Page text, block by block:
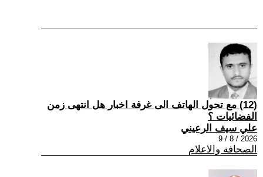
(12) مع تحول الهاتف الى غرفة اخبار هل انتهى زمن
الفضائيات ؟
علي سيف الرعيني
2026 / 8 / 9
الصحافة والاعلام